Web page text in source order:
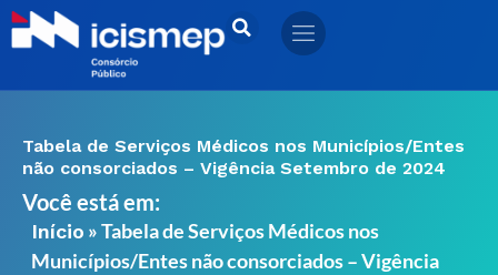
Ir
para
Tabela de Serviços Médicos nos Municípios/Entes
não consorciados – Vigência Setembro de 2024
Você está em:
Início »Tabela de Serviços Médicos nos
Municípios/Entes não consorciados – Vigência